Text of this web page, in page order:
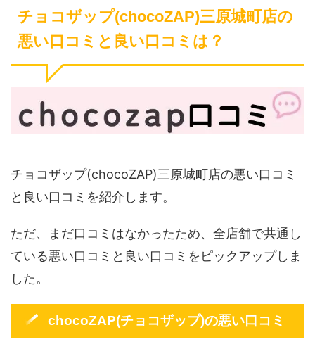
チョコザップ(chocoZAP)三原城町店の
悪い口コミと良い口コミは？
チョコザップ(chocoZAP)三原城町店の悪い口コミ
と良い口コミを紹介します。
ただ、まだ口コミはなかったため、全店舗で共通し
ている悪い口コミと良い口コミをピックアップしま
した。
chocoZAP(チョコザップ)の悪い口コミ